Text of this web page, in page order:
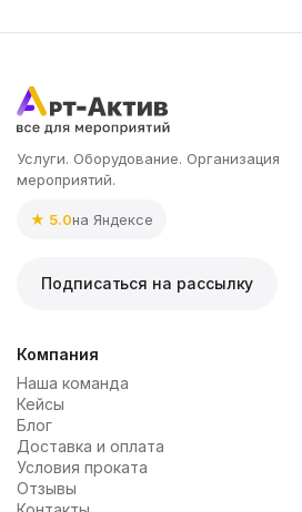
Услуги. Оборудование. Организация
мероприятий.
★ 5.0на Яндексе
Подписаться на рассылку
Компания
Наша команда
Кейсы
Блог
Доставка и оплата
Условия проката
Отзывы